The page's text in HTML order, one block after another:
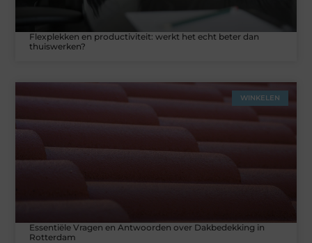
Flexplekken en productiviteit: werkt het echt beter dan
thuiswerken?
WINKELEN
Essentiële Vragen en Antwoorden over Dakbedekking in
Rotterdam